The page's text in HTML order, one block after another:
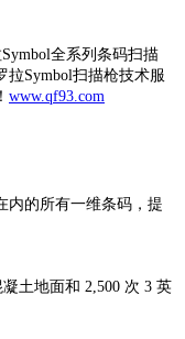
全系列条码扫描
托罗拉Symbol扫描枪技术服
www.qf93.com
内的所有一维条码，提
土地面和 2,500 次 3 英